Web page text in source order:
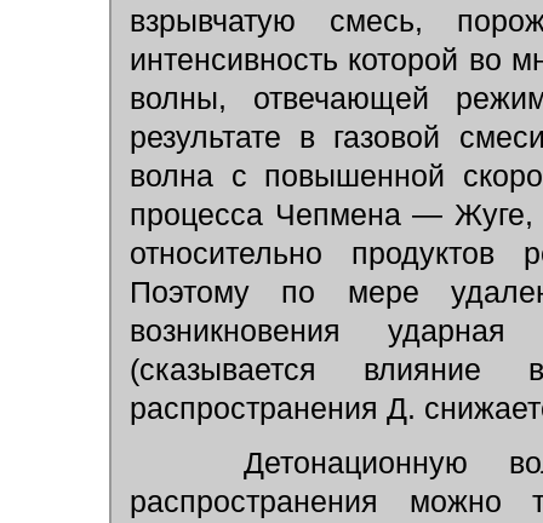
взрывчатую смесь,
интенсивность которой во
волны, отвечающей
результате в газовой
волна с повышенной
процесса Чепмена — Жуге,
относительно продуктов
Поэтому по мере
возникновения
(сказывается влияние
распространения Д.
Детонационную
распространения можно